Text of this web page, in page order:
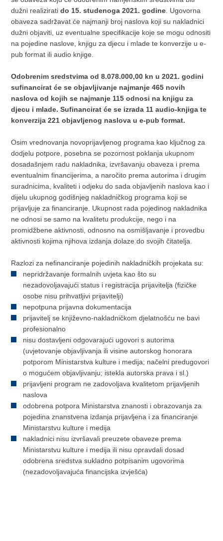
dužni realiziratido 15. studenoga 2021. godine . Ugovorna
obaveza sadržavat će najmanji broj naslova koji su nakladnici
dužni objaviti, uz eventualne specifikacije koje se mogu odnositi
na pojedine naslove, knjigu za djecu i mlade te konverzije u e-
pub format ili audio knjige.
Odobrenim sredstvima od 8.078.000,00 kn u 2021. godini
sufinancirat će se objavljivanje najmanje 465 novih
naslova od kojih se najmanje 115 odnosi na knjigu za
djecu i mlade. Sufinancirat će se izrada 11 audio-knjiga te
konverzija 221 objavljenog naslova u e-pub format.
Osim vrednovanja novoprijavljenog programa kao ključnog za
dodjelu potpore, posebna se pozornost poklanja ukupnom
dosadašnjem radu nakladnika, izvršavanju obaveza i prema
eventualnim financijerima, a naročito prema autorima i drugim
suradnicima, kvaliteti i odjeku do sada objavljenih naslova kao i
dijelu ukupnog godišnjeg nakladničkog programa koji se
prijavljuje za financiranje. Ukupnost rada pojedinog nakladnika
ne odnosi se samo na kvalitetu produkcije, nego i na
promidžbene aktivnosti, odnosno na osmišljavanje i provedbu
aktivnosti kojima njihova izdanja dolaze do svojih čitatelja.
Razlozi za nefinanciranje pojedinih nakladničkih projekata su:
nepridržavanje formalnih uvjeta kao što su
nezadovoljavajući status i registracija prijavitelja (fizičke
osobe nisu prihvatljivi prijavitelji)
nepotpuna prijavna dokumentacija
prijavitelj se književno-nakladničkom djelatnošću ne bavi
profesionalno
nisu dostavljeni odgovarajući ugovori s autorima
(uvjetovanje objavljivanja ili visine autorskog honorara
potporom Ministarstva kulture i medija; načelni predugovori
o mogućem objavljivanju; istekla autorska prava i sl.)
prijavljeni program ne zadovoljava kvalitetom prijavljenih
naslova
odobrena potpora Ministarstva znanosti i obrazovanja za
pojedina znanstvena izdanja prijavljena i za financiranje
Ministarstvu kulture i medija
nakladnici nisu izvršavali preuzete obaveze prema
Ministarstvu kulture i medija ili nisu opravdali dosad
odobrena sredstva sukladno potpisanim ugovorima
(nezadovoljavajuća financijska izvješća)